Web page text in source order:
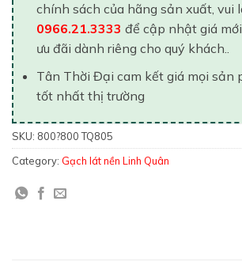
chính sách của hãng sản xuất, vui
0966.21.3333 để cập nhật giá
ưu đãi dành riêng cho quý khách..
Tân Thời Đại cam kết giá mọi sản
tốt nhất thị trường
SKU: 800?800 TQ805
Category: Gạch lát nền Linh Quân